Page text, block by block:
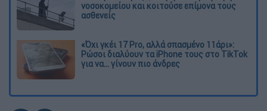
νοσοκομείου και κοιτούσε επίμονα τους
ασθενείς
«Όχι γκέι 17 Pro, αλλά σπασμένο 11άρι»:
Ρώσοι διαλύουν τα iPhone τους στο TikTok
για να... γίνουν πιο άνδρες